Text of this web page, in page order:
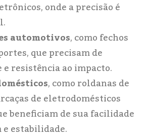
onde a precisão é
automotivos, como fechos
que precisam de
resistência ao impacto.
, como roldanas de
de eletrodomésticos
beneficiam de sua facilidade
estabilidade.